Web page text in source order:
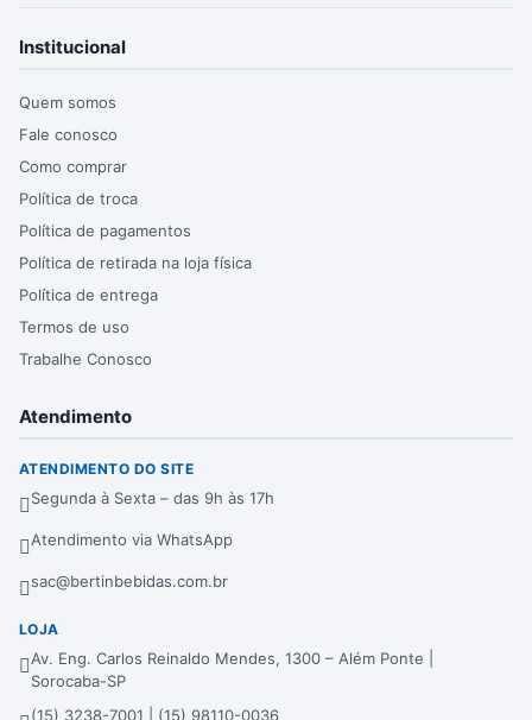
Institucional
Quem somos
Fale conosco
Como comprar
Política de troca
Política de pagamentos
Política de retirada na loja física
Política de entrega
Termos de uso
Trabalhe Conosco
Atendimento
ATENDIMENTO DO SITE
Segunda à Sexta – das 9h às 17h
Atendimento via WhatsApp
sac@bertinbebidas.com.br
LOJA
Av. Eng. Carlos Reinaldo Mendes, 1300 – Além Ponte |
Sorocaba-SP
(15) 3238-7001 | (15) 98110-0036